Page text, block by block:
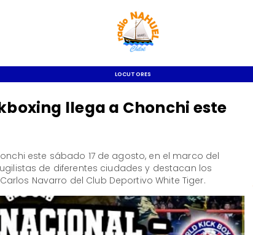
LOCUTORES
llega a Chonchi este
este sábado 17 de agosto, en el marco del
de diferentes ciudades y destacan los
Navarro del Club Deportivo White Tiger.